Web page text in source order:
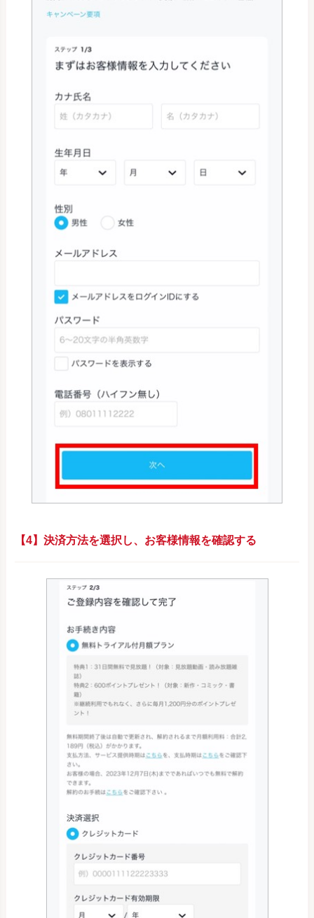
【4】決済方法を選択し、お客様情報を確認する